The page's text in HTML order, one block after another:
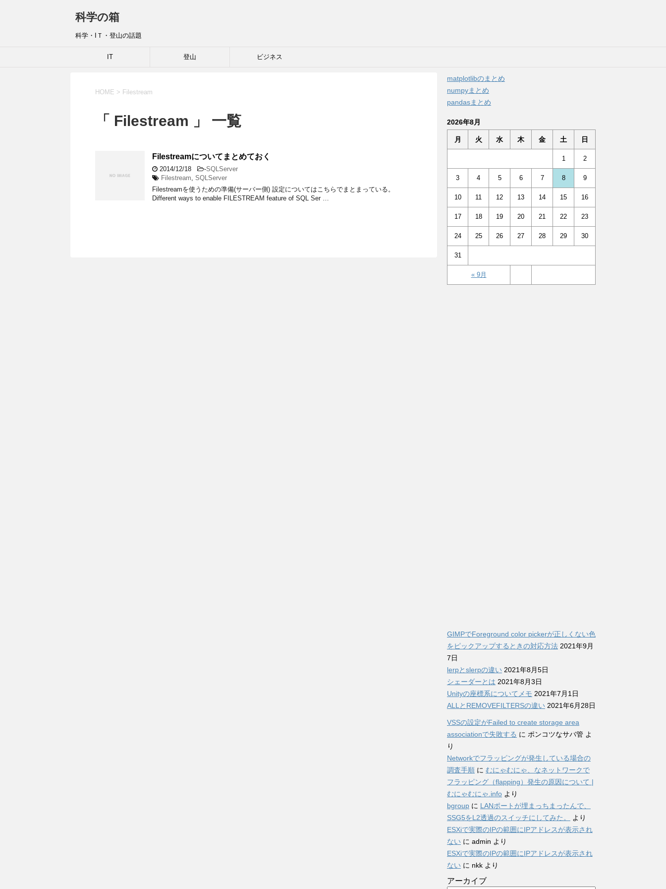
科学の箱
科学・IＴ・登山の話題
IT 登山 ビジネス
HOME > Filestream
「 Filestream 」 一覧
Filestreamについてまとめておく
2014/12/18 -SQLServer
Filestream, SQLServer
Filestreamを使うための準備(サーバー側) 設定についてはこちらでまとまっている。
Different ways to enable FILESTREAM feature of SQL Ser …
matplotlibのまとめ
numpyまとめ
pandasまとめ
2026年8月
月 火 水 木 金 土 日
« 9月
1 2
3 4 5 6 7 8 9
10 11 12 13 14 15 16
17 18 19 20 21 22 23
24 25 26 27 28 29 30
31
GIMPでForeground color pickerが正しくない色
をピックアップするときの対応方法 2021年9月
7日
lerpとslerpの違い 2021年8月5日
シェーダーとは 2021年8月3日
Unityの座標系についてメモ 2021年7月1日
ALLとREMOVEFILTERSの違い 2021年6月28日
VSSの設定がFailed to create storage area
associationで失敗する に ポンコツなサバ管 よ
り
Networkでフラッピングが発生している場合の
調査手順 に むにゃむにゃ、なネットワークで
フラッピング（flapping）発生の原因について |
むにゃむにゃ.info より
bgroup に LANポートが埋まっちまったんで、
SSG5をL2透過のスイッチにしてみた。
より
ESXiで実際のIPの範囲にIPアドレスが表示され
ない に admin より
ESXiで実際のIPの範囲にIPアドレスが表示され
ない に nkk より
アーカイブ